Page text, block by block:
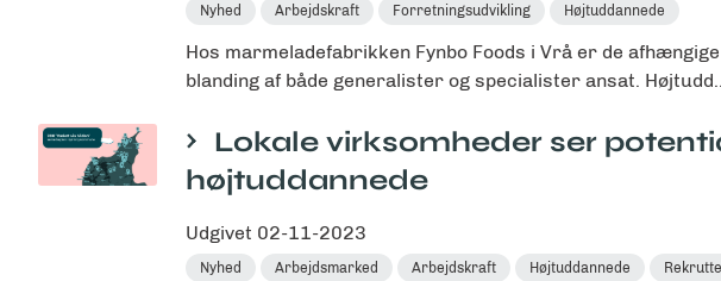
Nyhed Arbejdskraft Forretningsudvikling Højtuddannede
Hos marmeladefabrikken Fynbo Foods i Vrå er de
blanding af både generalister og specialister ansat.
Lokale virksomheder ser
højtuddannede
Udgivet 02-11-2023
Nyhed Arbejdsmarked Arbejdskraft Højtuddannede